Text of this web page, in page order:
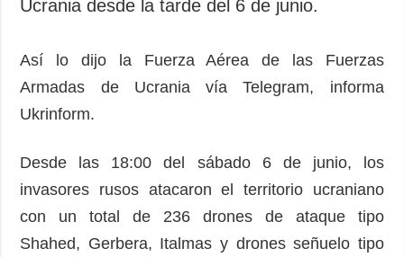
Crimen
Desastres y
datos personales
ADICIONAL
Podcasts
Publicaciones
Entrevistas
SERVICIOS
Suscripción
Banco de
imágenes
Ucrania desde la tarde del 6 de junio.
Así lo dijo la Fuerza Aérea de las Fuerzas
Armadas de Ucrania vía Telegram, informa
Ukrinform.
Desde las 18:00 del sábado 6 de junio, los
invasores rusos atacaron el territorio ucraniano
con un total de 236 drones de ataque tipo
Shahed, Gerbera, Italmas y drones señuelo tipo